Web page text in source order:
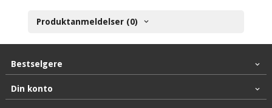
Produktanmeldelser (0)
Bestselgere
Din konto